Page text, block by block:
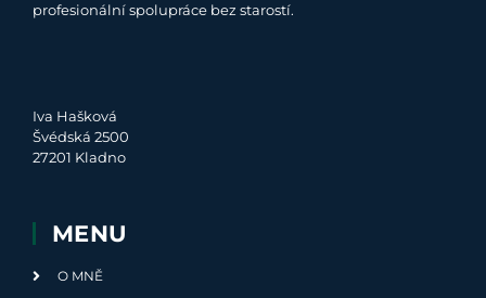
profesionální spolupráce bez starostí.
Iva Hašková
Švédská 2500
27201 Kladno
MENU
O MNĚ